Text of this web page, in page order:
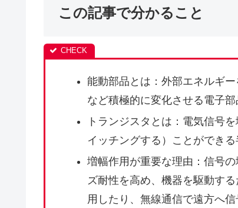
この記事で分かること
能動部品とは：外部エネルギ
など積極的に変化させる電子部
トランジスタとは：電気信号
イッチングする）ことができる
増幅作用が重要な理由：信号
ズ耐性を高め、機器を駆動す
用したり、無線通信で遠方へ